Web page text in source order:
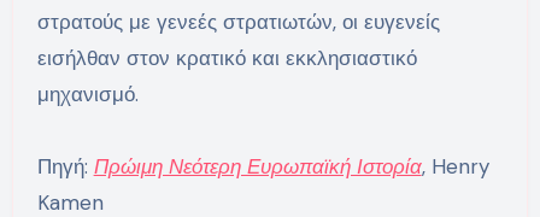
στρατούς με γενεές στρατιωτών, οι ευγενείς
εισήλθαν στον κρατικό και εκκλησιαστικό
μηχανισμό.
Πηγή: Πρώιμη Νεότερη Ευρωπαϊκή Ιστορία, Henry
Kamen